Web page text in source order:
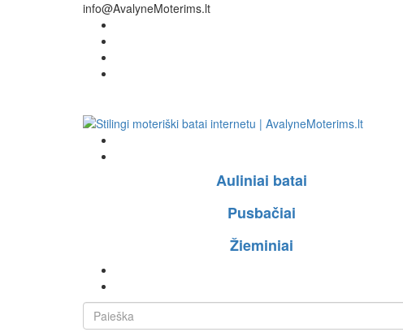
info@AvalyneMoterims.lt
Auliniai batai
Pusbačiai
Žieminiai